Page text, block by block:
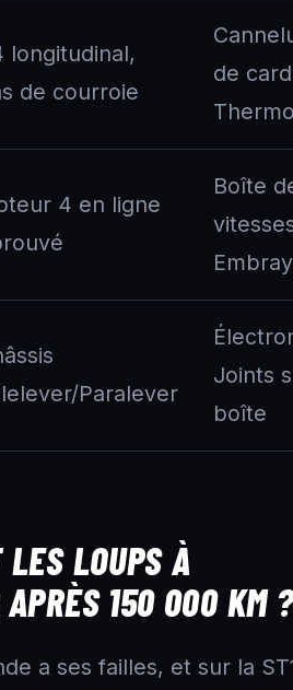
longitudinal,
de courroie
de
4 en ligne
Boîte
Paralever
Joints
boîte
LES LOUPS À
APRÈS 150 000 KM
a ses failles, et sur la